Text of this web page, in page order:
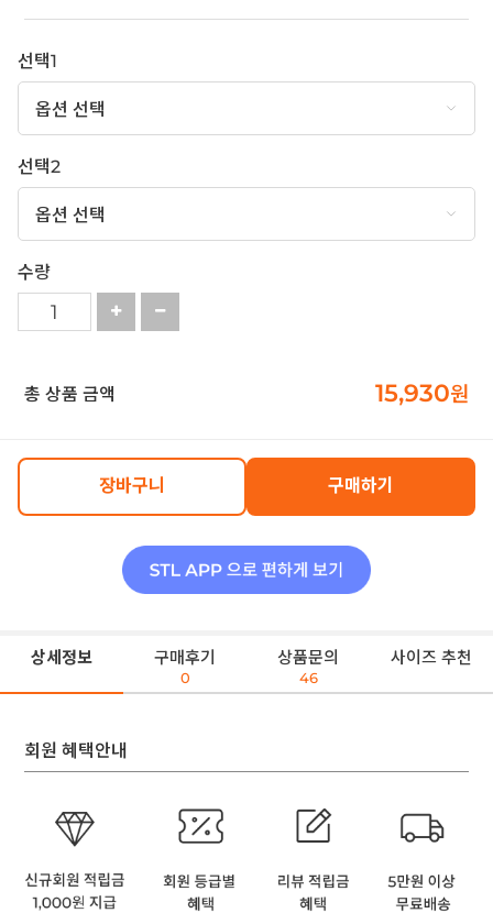
선택1
선택2
수량
총 상품 금액 15,930원
장바구니 구매하기
상세정보 구매후기
0
상품문의
46
사이즈 추천
회원 혜택안내